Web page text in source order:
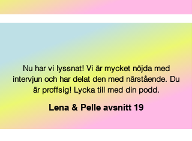
Nu har vi lyssnat! Vi är mycket nöjda med
intervjun och har delat den med närstående. Du
är proffsig! Lycka till med din podd.
Lena & Pelle avsnitt 19